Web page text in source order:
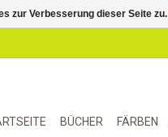
BÜCHER FÄRBEN
zur Verbesserung dieser Seite zu.